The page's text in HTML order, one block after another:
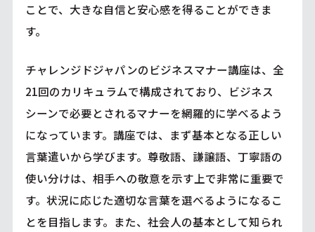
ことで、大きな自信と安心感を得ることができま
す。
チャレンジドジャパンのビジネスマナー講座は、全
21回のカリキュラムで構成されており、ビジネス
シーンで必要とされるマナーを網羅的に学べるよう
になっています。講座では、まず基本となる正しい
言葉遣いから学びます。尊敬語、謙譲語、丁寧語の
使い分けは、相手への敬意を示す上で非常に重要で
す。状況に応じた適切な言葉を選べるようになるこ
とを目指します。また、社会人の基本として知られ